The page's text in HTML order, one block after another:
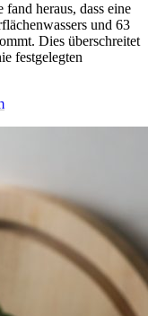
heraus, dass eine
und 63
Dies überschreitet
festgelegten